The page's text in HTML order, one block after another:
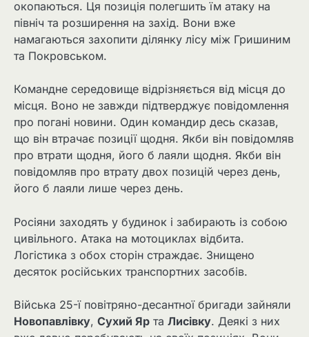
окопаються. Ця позиція полегшить їм атаку на
північ та розширення на захід. Вони вже
намагаються захопити ділянку лісу між Гришиним
та Покровськом.
Командне середовище відрізняється від місця до
місця. Воно не завжди підтверджує повідомлення
про погані новини. Один командир десь сказав,
що він втрачає позиції щодня. Якби він повідомляв
про втрати щодня, його б лаяли щодня. Якби він
повідомляв про втрату двох позицій через день,
його б лаяли лише через день.
Росіяни заходять у будинок і забирають із собою
цивільного. Атака на мотоциклах відбита.
Логістика з обох сторін страждає. Знищено
десяток російських транспортних засобів.
Війська 25-ї повітряно-десантної бригади зайняли
Новопавлівку, Сухий Яр та Лисівку. Деякі з них